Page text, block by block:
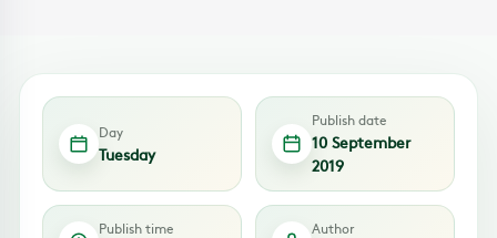
Day
Tuesday
Publish date
10 September
2019
Publish time Author